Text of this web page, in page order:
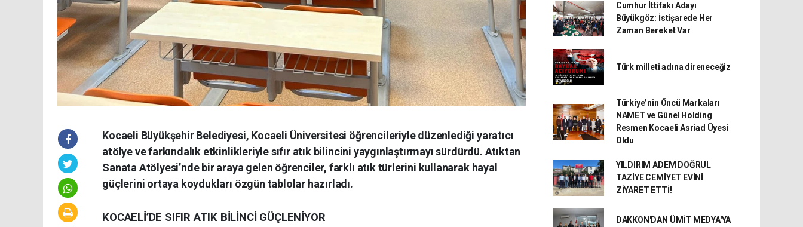
Kocaeli Büyükşehir Belediyesi, Kocaeli Üniversitesi öğrencileriyle düzenlediği yaratıcı
atölye ve farkındalık etkinlikleriyle sıfır atık bilincini yaygınlaştırmayı sürdürdü. Atıktan
Sanata Atölyesi’nde bir araya gelen öğrenciler, farklı atık türlerini kullanarak hayal
güçlerini ortaya koydukları özgün tablolar hazırladı.
KOCAELİ’DE SIFIR ATIK BİLİNCİ GÜÇLENİYOR
Cumhur İttifakı Adayı
Büyükgöz: İstişarede Her
Zaman Bereket Var
Türk milleti adına direneceğiz
Türkiye’nin Öncü Markaları
NAMET ve Günel Holding
Resmen Kocaeli Asriad Üyesi
Oldu
YILDIRIM ADEM DOĞRUL
TAZİYE CEMİYET EVİNİ
ZİYARET ETTİ!
DAKKON'DAN ÜMİT MEDYA'YA